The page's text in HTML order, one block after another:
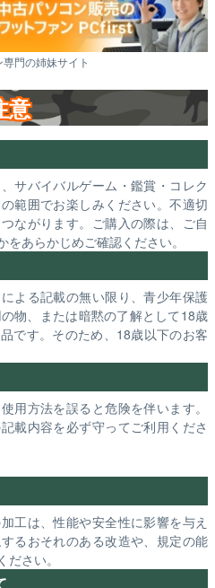
門の姉妹サイト
意
サバイバルゲーム・鑑賞・コレク
範囲でお楽しみください。不適切
ながります。ご購入の際は、ご自
あらかじめご確認ください。
よる記載の無い限り、青少年保護
物、または暗黙の了解として18歳
です。そのため、18歳以下のお客
用方法を誤ると危険を伴います。
載内容を必ず守ってご利用くださ
工は、性能や安全性に影響を与え
るおそれのある改造や、規定の能
さい。